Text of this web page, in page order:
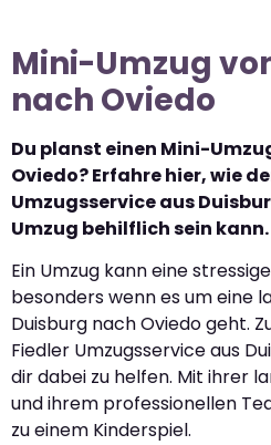
Mini-Umzug
nach Oviedo
Du planst einen Mini-
Oviedo? Erfahre hier, wie
Umzugsservice aus
Umzug behilflich sein kann.
Ein Umzug kann eine
besonders wenn es um eine
Duisburg nach Oviedo geht.
Fiedler Umzugsservice aus
dir dabei zu helfen. Mit ihrer
und ihrem professionellen
zu einem Kinderspiel.